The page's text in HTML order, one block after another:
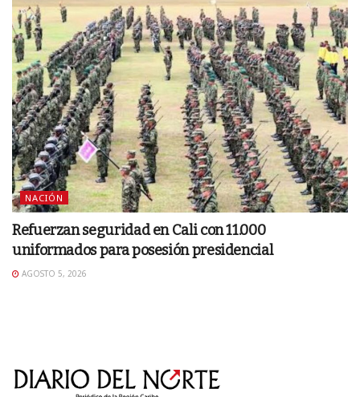
NACIÓN
Refuerzan seguridad en Cali con 11.000
uniformados para posesión presidencial
AGOSTO 5, 2026